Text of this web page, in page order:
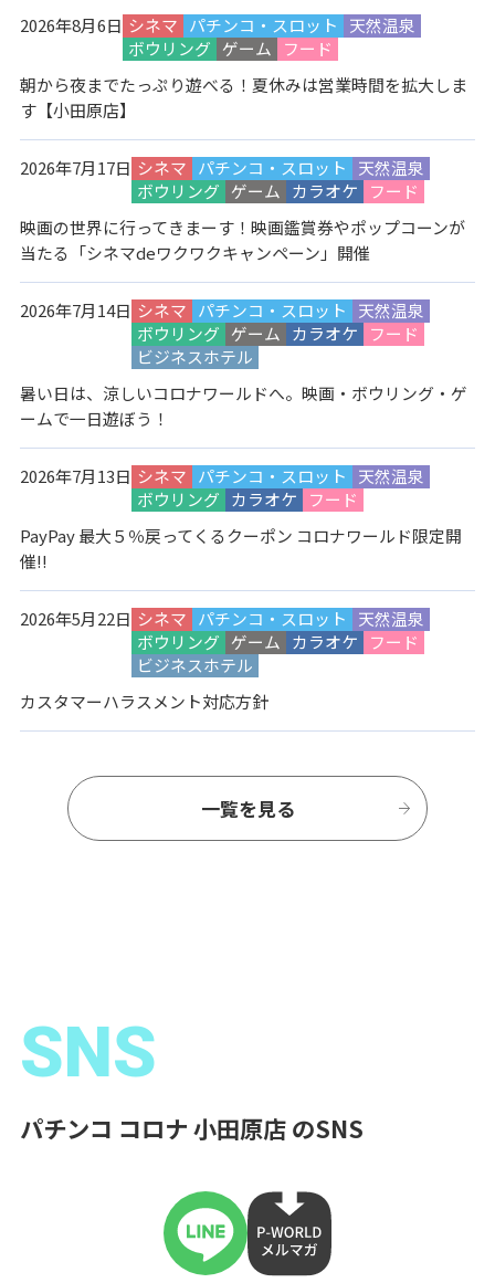
2026年8月6日 シネマ パチンコ・スロット
天然温泉
ボウリング ゲーム
フード
朝から夜までたっぷり遊べる！夏休みは営業時間を拡大しま
す【小田原店】
2026年7月17日 シネマ パチンコ・スロット
天然温泉
ボウリング ゲーム カラオケ
フード
映画の世界に行ってきまーす！映画鑑賞券やポップコーンが
当たる「シネマdeワクワクキャンペーン」開催
2026年7月14日 シネマ パチンコ・スロット
天然温泉
ボウリング ゲーム カラオケ
フード
ビジネスホテル
暑い日は、涼しいコロナワールドへ。映画・ボウリング・ゲ
ームで一日遊ぼう！
2026年7月13日 シネマ パチンコ・スロット
天然温泉
ボウリング カラオケ
フード
PayPay 最大５％戻ってくるクーポン コロナワールド限定開
催!!
2026年5月22日 シネマ パチンコ・スロット
天然温泉
ボウリング ゲーム カラオケ
フード
ビジネスホテル
カスタマーハラスメント対応方針
一覧を見る
SNS
パチンコ コロナ 小田原店 のSNS